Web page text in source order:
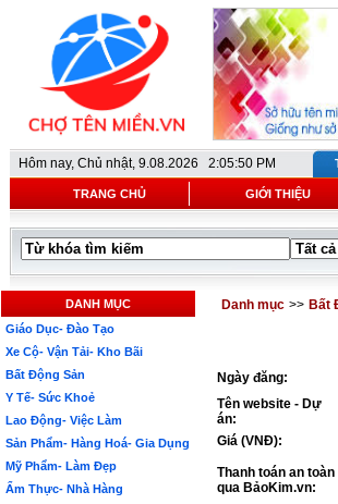
Hôm nay, Chủ nhật, 9.08.2026 2:05:50 PM
TRANG CHỦ GIỚI THIỆU
DANH MỤC
Giáo Dục- Đào Tạo
Xe Cộ- Vận Tải- Kho Bãi
Bất Động Sản
Y Tế- Sức Khoẻ
Lao Động- Việc Làm
Sản Phẩm- Hàng Hoá- Gia Dụng
Mỹ Phẩm- Làm Đẹp
Ẩm Thực- Nhà Hàng
Danh mục >> Bất
Ngày đăng:
Tên website - Dự
án:
Giá (VNĐ):
Thanh toán an toàn
qua BảoKim.vn: